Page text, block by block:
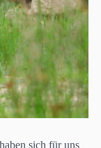
sich für uns